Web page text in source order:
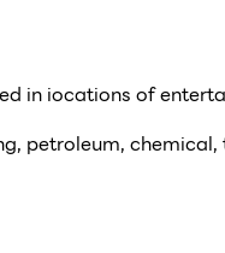
in iocations of
petroleum,